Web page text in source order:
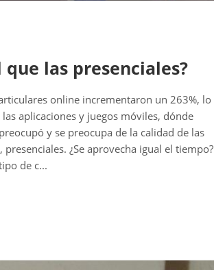
las presenciales?
online incrementaron un 263%, lo
aplicaciones y juegos móviles, dónde
y se preocupa de la calidad de las
¿Se aprovecha igual el tiempo?
de c...